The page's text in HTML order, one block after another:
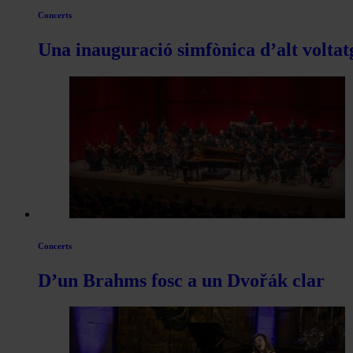
Concerts
Una inauguració simfònica d’alt
Concerts
D’un Brahms fosc a un Dvořák clar